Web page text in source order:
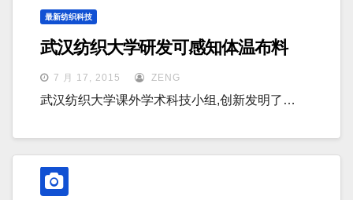
最新纺织科技
武汉纺织大学研发可感知体温布料
7 月 17, 2015 ZENG
武汉纺织大学课外学术科技小组,创新发明了…